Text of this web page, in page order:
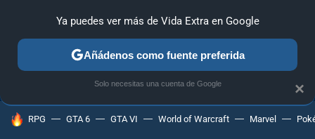
ANÁLISIS GUÍAS Y TRUCOS PC SONY NINTENDO
HOY SE HABLA DE
RPG GTA 6 GTA VI World of Warcraft Marvel
×
Ya puedes ver más de Vida Extra en Google
Añádenos como fuente preferida
Solo necesitas una cuenta de Google